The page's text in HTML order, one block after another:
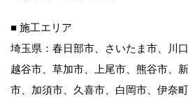
■ 施工エリア
埼玉県：春日部市、さいたま市、川
越谷市、草加市、上尾市、熊谷市、
市、加須市、久喜市、白岡市、伊奈